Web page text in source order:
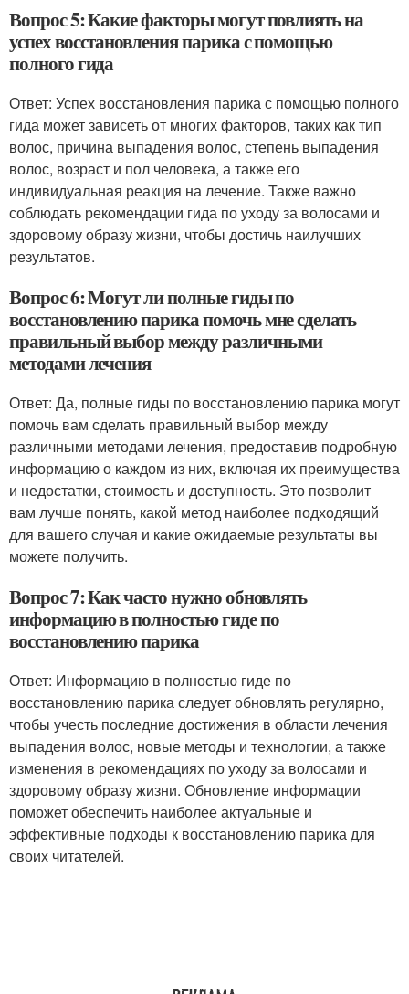
Вопрос 5: Какие факторы могут повлиять на
успех восстановления парика с помощью
полного гида
Ответ: Успех восстановления парика с помощью полного
гида может зависеть от многих факторов, таких как тип
волос, причина выпадения волос, степень выпадения
волос, возраст и пол человека, а также его
индивидуальная реакция на лечение. Также важно
соблюдать рекомендации гида по уходу за волосами и
здоровому образу жизни, чтобы достичь наилучших
результатов.
Вопрос 6: Могут ли полные гиды по
восстановлению парика помочь мне сделать
правильный выбор между различными
методами лечения
Ответ: Да, полные гиды по восстановлению парика могут
помочь вам сделать правильный выбор между
различными методами лечения, предоставив подробную
информацию о каждом из них, включая их преимущества
и недостатки, стоимость и доступность. Это позволит
вам лучше понять, какой метод наиболее подходящий
для вашего случая и какие ожидаемые результаты вы
можете получить.
Вопрос 7: Как часто нужно обновлять
информацию в полностью гиде по
восстановлению парика
Ответ: Информацию в полностью гиде по
восстановлению парика следует обновлять регулярно,
чтобы учесть последние достижения в области лечения
выпадения волос, новые методы и технологии, а также
изменения в рекомендациях по уходу за волосами и
здоровому образу жизни. Обновление информации
поможет обеспечить наиболее актуальные и
эффективные подходы к восстановлению парика для
своих читателей.